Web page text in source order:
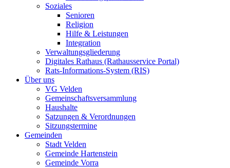
Soziales
Senioren
Religion
Hilfe & Leistungen
Integration
Verwaltungsgliederung
Digitales Rathaus (Rathausservice Portal)
Rats-Informations-System (RIS)
Über uns
VG Velden
Gemeinschaftsversammlung
Haushalte
Satzungen & Verordnungen
Sitzungstermine
Gemeinden
Stadt Velden
Gemeinde Hartenstein
Gemeinde Vorra